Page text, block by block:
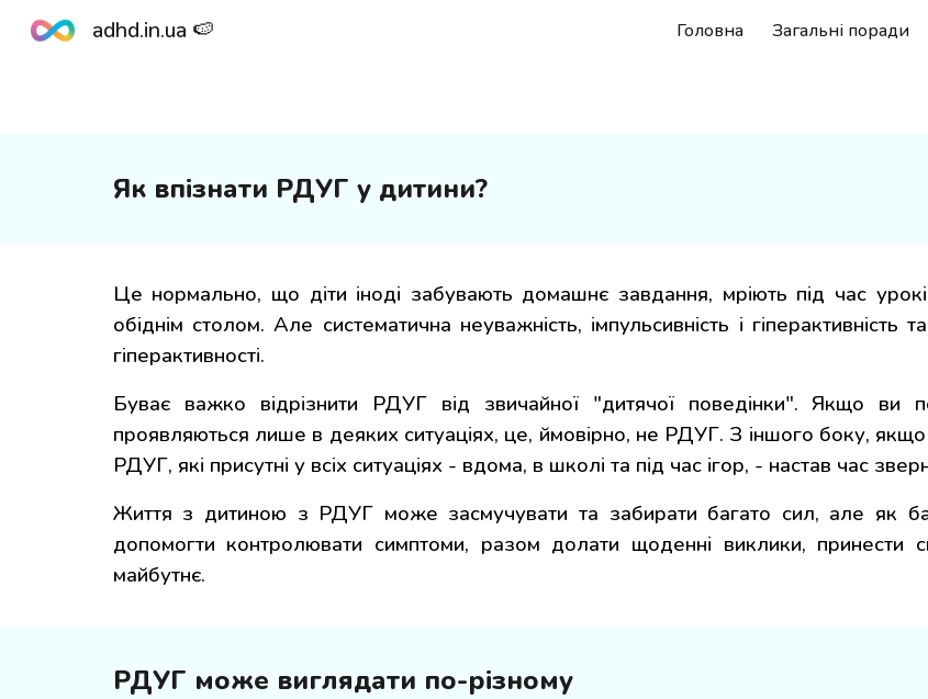
Skip to
adhd.in.ua 🍉 Головна Загальні поради
Як впізнати РДУГ у дитини?
Це нормально, що діти іноді забувають домашнє завдання, мріють під час
обіднім столом. Але систематична неуважність, імпульсивність і
гіперактивності.
Буває важко відрізнити РДУГ від звичайної "дитячої поведінки". Якщо ви
проявляються лише в деяких ситуаціях, це, ймовірно, не РДУГ. З іншого боку,
РДУГ, які присутні у всіх ситуаціях - вдома, в школі та під час ігор, - настав час
Життя з дитиною з РДУГ може засмучувати та забирати багато сил, але як
допомогти контролювати симптоми, разом долати щоденні виклики,
майбутнє.
РДУГ може виглядати по-різному